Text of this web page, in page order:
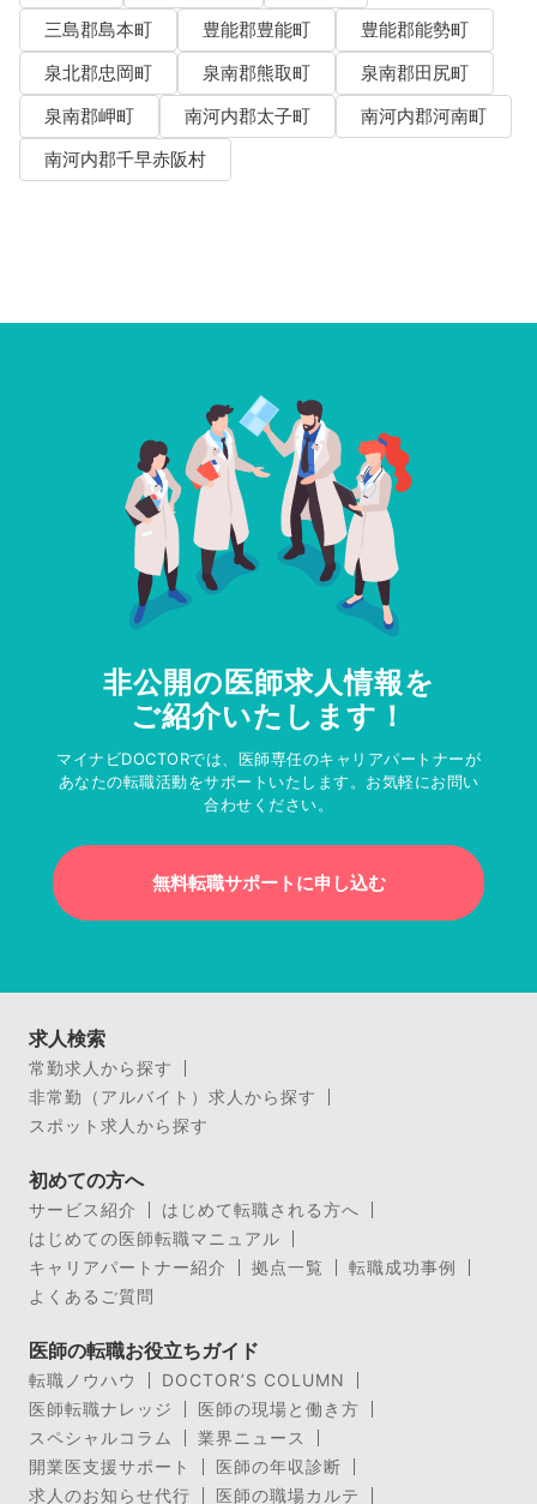
三島郡島本町
豊能郡豊能町
豊能郡能勢町
泉北郡忠岡町
泉南郡熊取町
泉南郡田尻町
泉南郡岬町
南河内郡太子町
南河内郡河南町
南河内郡千早赤阪村
非公開の医師求人情報を
ご紹介いたします！
マイナビDOCTORでは、医師専任のキャリアパートナーが
あなたの転職活動をサポートいたします。お気軽にお問い
合わせください。
無料転職サポートに申し込む
求人検索
常勤求人から探す
非常勤（アルバイト）求人から探す
スポット求人から探す
初めての方へ
サービス紹介
はじめて転職される方へ
はじめての医師転職マニュアル
キャリアパートナー紹介
拠点一覧
転職成功事例
よくあるご質問
医師の転職お役立ちガイド
転職ノウハウ
DOCTOR’S COLUMN
医師転職ナレッジ
医師の現場と働き方
スペシャルコラム
業界ニュース
開業医支援サポート
医師の年収診断
求人のお知らせ代行
医師の職場カルテ